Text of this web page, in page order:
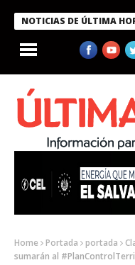
NOTICIAS DE ÚLTIMA
Bukele condecora a
Home Portada portada
sumarán al